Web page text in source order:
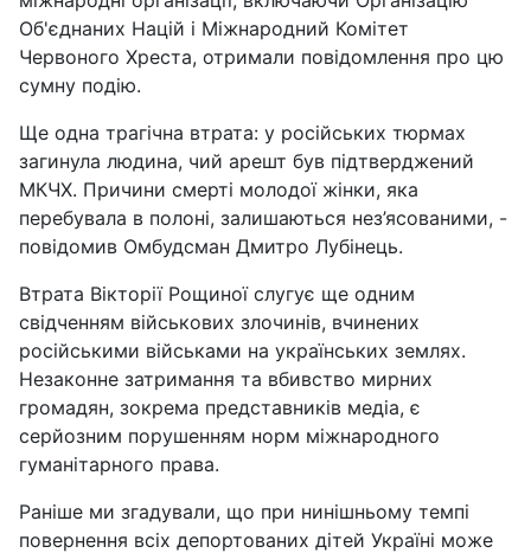
Об'єднаних Націй і Міжнародний Комітет
Червоного Хреста, отримали повідомлення про цю
сумну подію.
Ще одна трагічна втрата: у російських тюрмах
загинула людина, чий арешт був підтверджений
МКЧХ. Причини смерті молодої жінки, яка
перебувала в полоні, залишаються нез’ясованими, -
повідомив Омбудсман Дмитро Лубінець.
Втрата Вікторії Рощиної слугує ще одним
свідченням військових злочинів, вчинених
російськими військами на українських землях.
Незаконне затримання та вбивство мирних
громадян, зокрема представників медіа, є
серйозним порушенням норм міжнародного
гуманітарного права.
Раніше ми згадували, що при нинішньому темпі
повернення всіх депортованих дітей Україні може